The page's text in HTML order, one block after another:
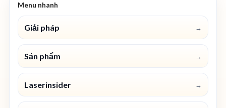
Menu nhanh
Giải pháp →
Sản phẩm →
Laserinsider →